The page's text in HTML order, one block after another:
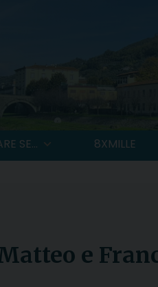
SE... 8XMILLE
e